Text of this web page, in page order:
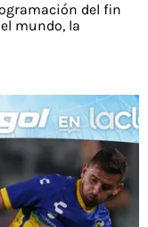
del fin
mundo, la